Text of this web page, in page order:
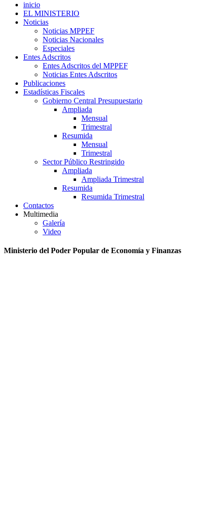
inicio
EL MINISTERIO
Noticias
Noticias MPPEF
Noticias Nacionales
Especiales
Entes Adscritos
Entes Adscritos del MPPEF
Noticias Entes Adscritos
Publicaciones
Estadísticas Fiscales
Gobierno Central Presupuestario
Ampliada
Mensual
Trimestral
Resumida
Mensual
Trimestral
Sector Público Restringido
Ampliada
Ampliada Trimestral
Resumida
Resumida Trimestral
Contactos
Multimedia
Galería
Video
Ministerio del Poder Popular de Economía y Finanzas